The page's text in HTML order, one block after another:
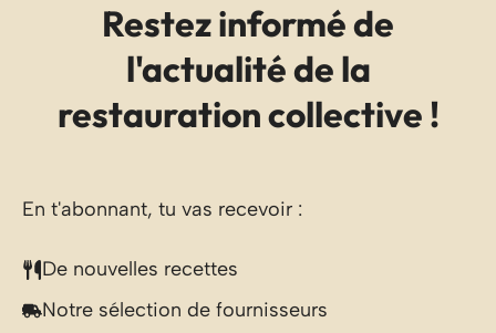
Restez informé de
l'actualité de la
restauration collective !
En t'abonnant, tu vas recevoir :
De nouvelles recettes
Notre sélection de fournisseurs